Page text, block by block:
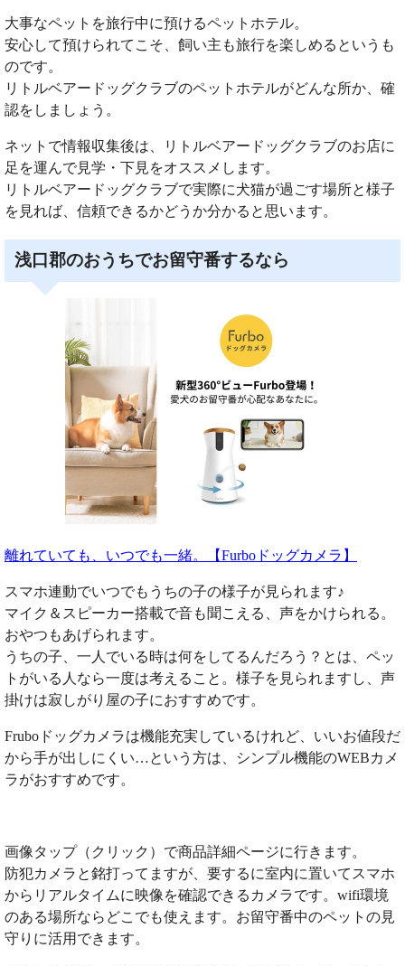
大事なペットを旅行中に預けるペットホテル。
安心して預けられてこそ、飼い主も旅行を楽しめるというも
のです。
リトルベアードッグクラブのペットホテルがどんな所か、確
認をしましょう。
ネットで情報収集後は、リトルベアードッグクラブのお店に
足を運んで見学・下見をオススメします。
リトルベアードッグクラブで実際に犬猫が過ごす場所と様子
を見れば、信頼できるかどうか分かると思います。
浅口郡のおうちでお留守番するなら
離れていても、いつでも一緒。【Furboドッグカメラ】
スマホ連動でいつでもうちの子の様子が見られます♪
マイク＆スピーカー搭載で音も聞こえる、声をかけられる。
おやつもあげられます。
うちの子、一人でいる時は何をしてるんだろう？とは、ペッ
トがいる人なら一度は考えること。様子を見られますし、声
掛けは寂しがり屋の子におすすめです。
Fruboドッグカメラは機能充実しているけれど、いいお値段だ
から手が出しにくい…という方は、シンプル機能のWEBカメ
ラがおすすめです。
画像タップ（クリック）で商品詳細ページに行きます。
防犯カメラと銘打ってますが、要するに室内に置いてスマホ
からリアルタイムに映像を確認できるカメラです。wifi環境
のある場所ならどこでも使えます。お留守番中のペットの見
守りに活用できます。